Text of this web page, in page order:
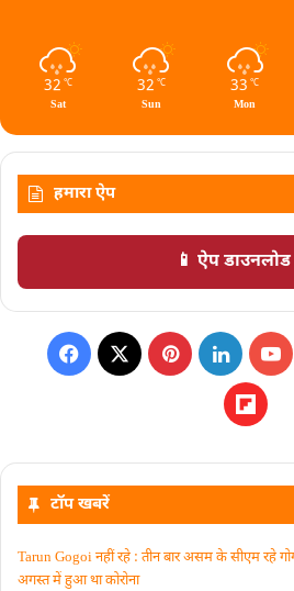
32 ℃
Sat
32 ℃
Sun
33 ℃
Mon
हमारा ऐप
📱 ऐप
टॉप खबरें
Tarun Gogoi नहीं रहे : तीन बार असम के सीएम रहे
अगस्त में हुआ था कोरोना